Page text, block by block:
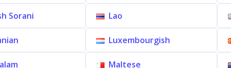
Sorani Lao
Luxembourgish
Maltese